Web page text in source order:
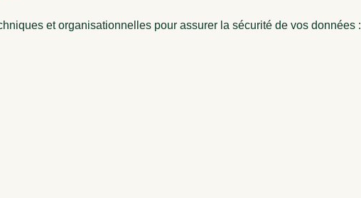
et organisationnelles pour assurer la sécurité de vos données :